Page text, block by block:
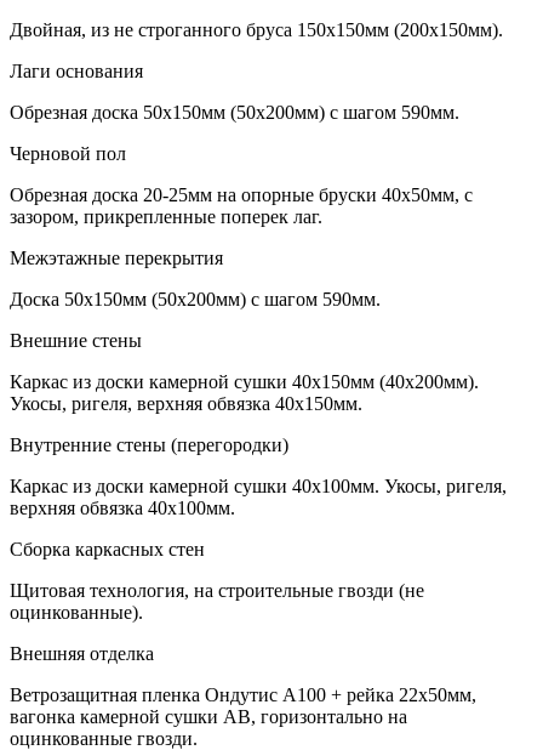
Двойная, из не строганного бруса 150х150мм (200х150мм).
Лаги основания
Обрезная доска 50х150мм (50х200мм) с шагом 590мм.
Черновой пол
Обрезная доска 20-25мм на опорные бруски 40х50мм, с
зазором, прикрепленные поперек лаг.
Межэтажные перекрытия
Доска 50х150мм (50х200мм) с шагом 590мм.
Внешние стены
Каркас из доски камерной сушки 40х150мм (40х200мм).
Укосы, ригеля, верхняя обвязка 40х150мм.
Внутренние стены (перегородки)
Каркас из доски камерной сушки 40х100мм. Укосы, ригеля,
верхняя обвязка 40х100мм.
Сборка каркасных стен
Щитовая технология, на строительные гвозди (не
оцинкованные).
Внешняя отделка
Ветрозащитная пленка Ондутис А100 + рейка 22х50мм,
вагонка камерной сушки АВ, горизонтально на
оцинкованные гвозди.